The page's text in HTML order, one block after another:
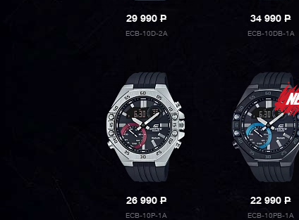
29 990P
ECB-10D-2A
34 990P
ECB-10DB-1A
26 990P
ECB-10P-1A
22 990P
ECB-10PB-1A